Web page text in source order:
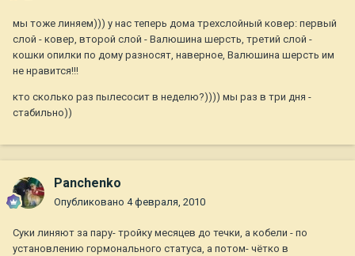
мы тоже линяем))) у нас теперь дома трехслойный ковер: первый
слой - ковер, второй слой - Валюшина шерсть, третий слой -
кошки опилки по дому разносят, наверное, Валюшина шерсть им
не нравится!!!
кто сколько раз пылесосит в неделю?)))) мы раз в три дня -
стабильно))
Panchenko
Опубликовано 4 февраля, 2010
Суки линяют за пару- тройку месяцев до течки, а кобели - по
установлению гормонального статуса, а потом- чётко в